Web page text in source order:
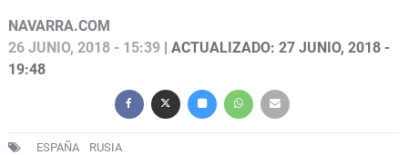
NAVARRA.COM
26 JUNIO, 2018 - 15:39 | ACTUALIZADO: 27 JUNIO, 2018 -
19:48
ESPAÑA RUSIA